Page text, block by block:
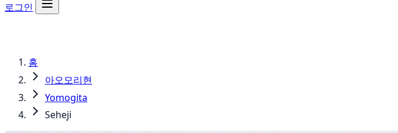
로그인
홈
아오모리현
Yomogita
Seheji